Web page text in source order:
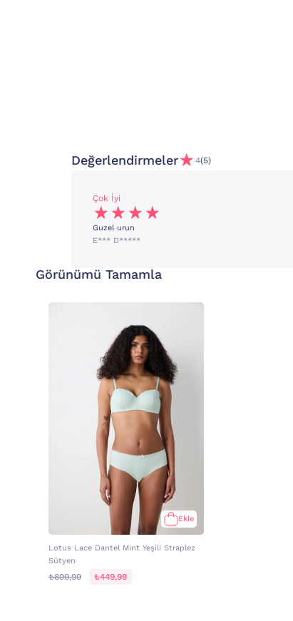
Değerlendirmeler 4(5)
Çok İyi
Guzel urun
E*** D*****
Görünümü Tamamla
Ekle
Lotus Lace Dantel Mint Yeşili Straplez
Sütyen
₺899,99 ₺449,99